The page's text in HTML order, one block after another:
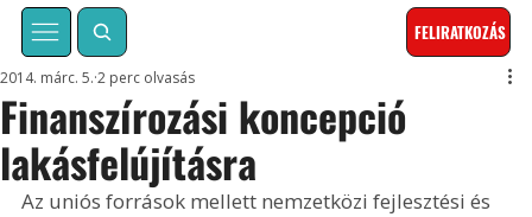
FELIRATKOZÁS
Finanszírozási koncepció
lakásfelújításra
2014. márc. 5. 2 perc olvasás
Az uniós források mellett nemzetközi fejlesztési és